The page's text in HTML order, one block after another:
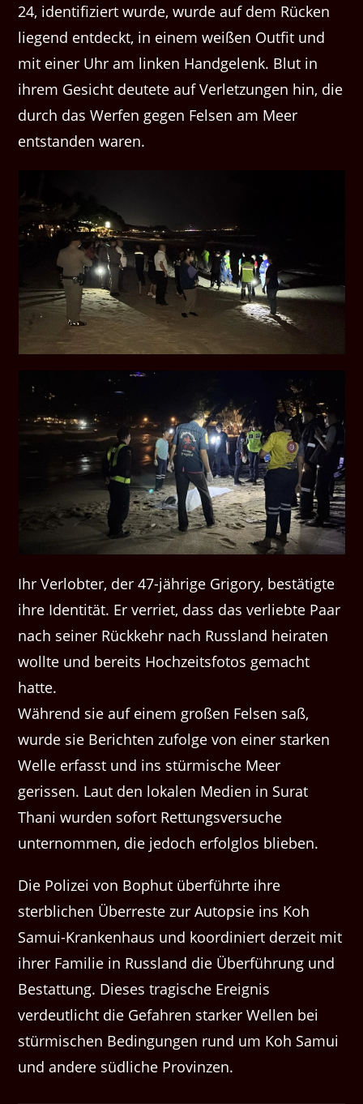
24, identifiziert wurde, wurde auf dem Rücken
liegend entdeckt, in einem weißen Outfit und
mit einer Uhr am linken Handgelenk. Blut in
ihrem Gesicht deutete auf Verletzungen hin, die
durch das Werfen gegen Felsen am Meer
entstanden waren.
Ihr Verlobter, der 47-jährige Grigory, bestätigte
ihre Identität. Er verriet, dass das verliebte Paar
nach seiner Rückkehr nach Russland heiraten
wollte und bereits Hochzeitsfotos gemacht
hatte.
Während sie auf einem großen Felsen saß,
wurde sie Berichten zufolge von einer starken
Welle erfasst und ins stürmische Meer
gerissen. Laut den lokalen Medien in Surat
Thani wurden sofort Rettungsversuche
unternommen, die jedoch erfolglos blieben.
Die Polizei von Bophut überführte ihre
sterblichen Überreste zur Autopsie ins Koh
Samui-Krankenhaus und koordiniert derzeit mit
ihrer Familie in Russland die Überführung und
Bestattung. Dieses tragische Ereignis
verdeutlicht die Gefahren starker Wellen bei
stürmischen Bedingungen rund um Koh Samui
und andere südliche Provinzen.